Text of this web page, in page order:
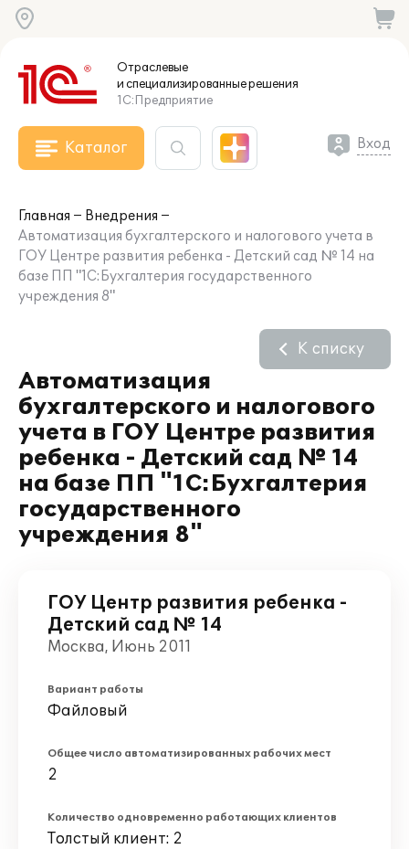
Отраслевые
и специализированныерешения
1С:Предприятие
Каталог Вход
Главная
Внедрения
Автоматизация бухгалтерского и налогового учета в
ГОУ Центре развития ребенка - Детский сад № 14 на
базе ПП "1С:Бухгалтерия государственного
учреждения 8"
Автоматизация
бухгалтерского и налогового
учета в ГОУ Центре развития
ребенка - Детский сад № 14
на базе ПП "1С:Бухгалтерия
государственного
учреждения 8"
К списку
ГОУ Центр развития ребенка -
Детский сад № 14
Москва, Июнь 2011
Вариант работы
Файловый
Общее число автоматизированных рабочих мест
2
Количество одновременно работающих клиентов
Толстый клиент: 2